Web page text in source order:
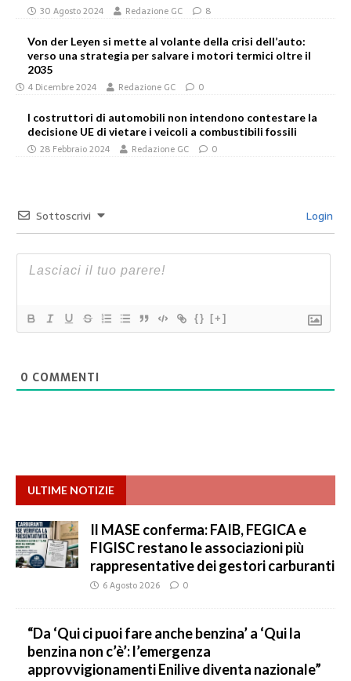
30 Agosto 2024 Redazione GC 8
Von der Leyen si mette al volante della crisi dell’auto:
verso una strategia per salvare i motori termici oltre il
2035
4 Dicembre 2024 Redazione GC 0
I costruttori di automobili non intendono contestare la
decisione UE di vietare i veicoli a combustibili fossili
28 Febbraio 2024 Redazione GC 0
Sottoscrivi Login
{} [+]
0 COMMENTI
ULTIME NOTIZIE
Il MASE conferma: FAIB, FEGICA e
FIGISC restano le associazioni più
rappresentative dei gestori carburanti
6 Agosto 2026 0
“Da ‘Qui ci puoi fare anche benzina’ a ‘Qui la
benzina non c’è’: l’emergenza
approvvigionamenti Enilive diventa nazionale”